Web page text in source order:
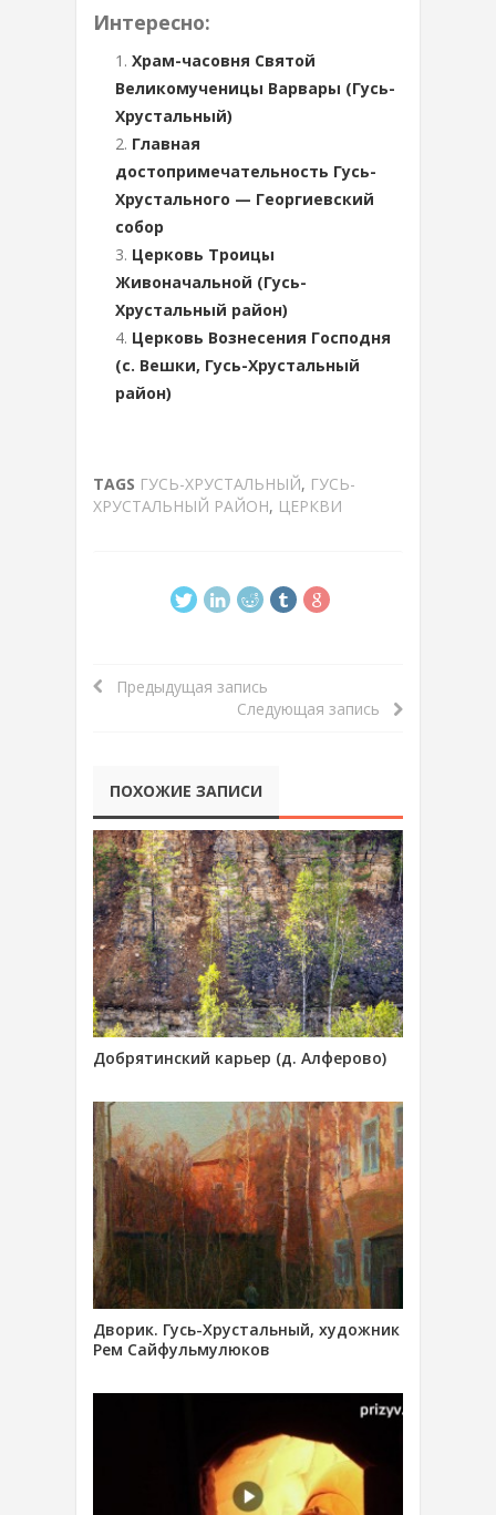
Интересно:
Храм-часовня Святой
Великомученицы Варвары (Гусь-
Хрустальный)
Главная
достопримечательность Гусь-
Хрустального — Георгиевский
собор
Церковь Троицы
Живоначальной (Гусь-
Хрустальный район)
Церковь Вознесения Господня
(с. Вешки, Гусь-Хрустальный
район)
TAGS ГУСЬ-ХРУСТАЛЬНЫЙ, ГУСЬ-
ХРУСТАЛЬНЫЙ РАЙОН, ЦЕРКВИ
Предыдущая запись
Следующая запись
ПОХОЖИЕ ЗАПИСИ
Добрятинский карьер (д. Алферово)
Дворик. Гусь-Хрустальный, художник
Рем Сайфульмулюков